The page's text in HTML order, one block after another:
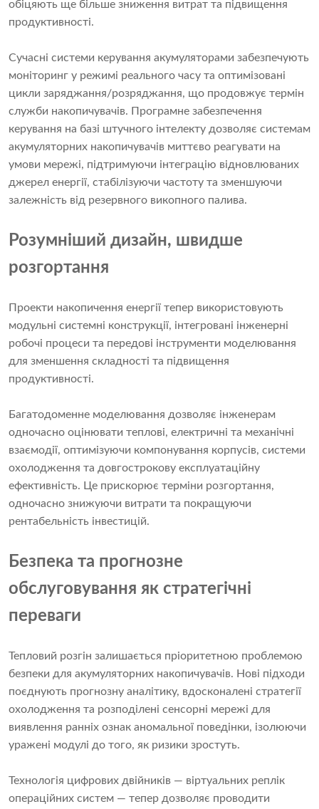
обіцяють ще більше зниження витрат та підвищення
продуктивності.
Сучасні системи керування акумуляторами забезпечують
моніторинг у режимі реального часу та оптимізовані
цикли заряджання/розряджання, що продовжує термін
служби накопичувачів. Програмне забезпечення
керування на базі штучного інтелекту дозволяє системам
акумуляторних накопичувачів миттєво реагувати на
умови мережі, підтримуючи інтеграцію відновлюваних
джерел енергії, стабілізуючи частоту та зменшуючи
залежність від резервного викопного палива.
Розумніший дизайн, швидше
розгортання
Проекти накопичення енергії тепер використовують
модульні системні конструкції, інтегровані інженерні
робочі процеси та передові інструменти моделювання
для зменшення складності та підвищення
продуктивності.
Багатодоменне моделювання дозволяє інженерам
одночасно оцінювати теплові, електричні та механічні
взаємодії, оптимізуючи компонування корпусів, системи
охолодження та довгострокову експлуатаційну
ефективність. Це прискорює терміни розгортання,
одночасно знижуючи витрати та покращуючи
рентабельність інвестицій.
Безпека та прогнозне
обслуговування як стратегічні
переваги
Тепловий розгін залишається пріоритетною проблемою
безпеки для акумуляторних накопичувачів. Нові підходи
поєднують прогнозну аналітику, вдосконалені стратегії
охолодження та розподілені сенсорні мережі для
виявлення ранніх ознак аномальної поведінки, ізолюючи
уражені модулі до того, як ризики зростуть.
Технологія цифрових двійників — віртуальних реплік
операційних систем — тепер дозволяє проводити